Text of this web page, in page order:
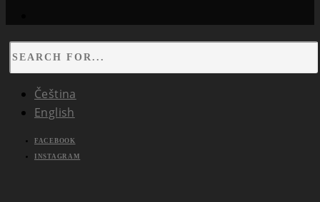
Čeština
English
FACEBOOK
INSTAGRAM